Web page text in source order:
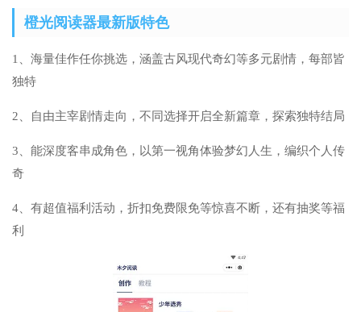
橙光阅读器最新版特色
1、海量佳作任你挑选，涵盖古风现代奇幻等多元剧情，每部皆
独特
2、自由主宰剧情走向，不同选择开启全新篇章，探索独特结局
3、能深度客串成角色，以第一视角体验梦幻人生，编织个人传
奇
4、有超值福利活动，折扣免费限免等惊喜不断，还有抽奖等福
利